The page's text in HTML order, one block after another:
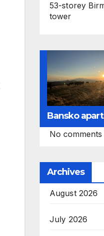
53-storey
tower
Bansko
No
Archives
August 2026
July 2026